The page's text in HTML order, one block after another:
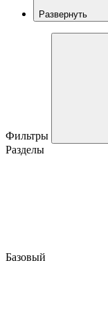
Развернуть
Фильтры
Разделы
Базовый